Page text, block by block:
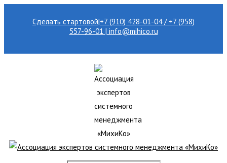
Сделать стартовой|+7 (910) 428-01-04 / +7 (958)
557-96-01 | info@mihico.ru